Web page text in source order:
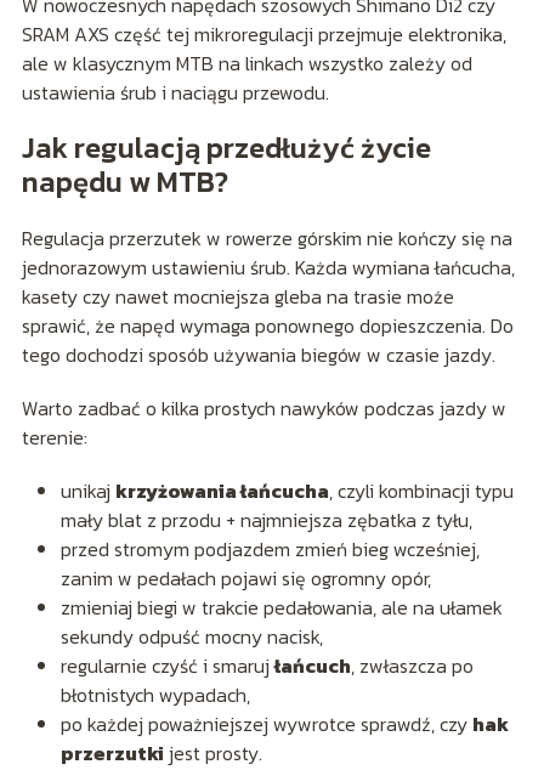
SRAM AXS część tej mikroregulacji przejmuje elektronika,
ale w klasycznym MTB na linkach wszystko zależy od
ustawienia śrub i naciągu przewodu.
Jak regulacją przedłużyć życie
napędu w MTB?
Regulacja przerzutek w rowerze górskim nie kończy się na
jednorazowym ustawieniu śrub. Każda wymiana łańcucha,
kasety czy nawet mocniejsza gleba na trasie może
sprawić, że napęd wymaga ponownego dopieszczenia. Do
tego dochodzi sposób używania biegów w czasie jazdy.
Warto zadbać o kilka prostych nawyków podczas jazdy w
terenie:
unikaj krzyżowania łańcucha, czyli kombinacji typu
mały blat z przodu + najmniejsza zębatka z tyłu,
przed stromym podjazdem zmień bieg wcześniej,
zanim w pedałach pojawi się ogromny opór,
zmieniaj biegi w trakcie pedałowania, ale na ułamek
sekundy odpuść mocny nacisk,
regularnie czyść i smarujłańcuch, zwłaszcza po
błotnistych wypadach,
po każdej poważniejszej wywrotce sprawdź, czy hak
przerzutki jest prosty.